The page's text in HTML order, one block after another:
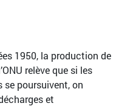
1950, la production de
relève que si les
poursuivent, on
et